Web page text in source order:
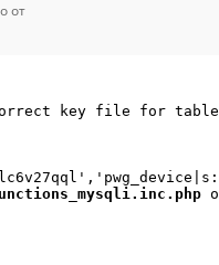
от
key file for